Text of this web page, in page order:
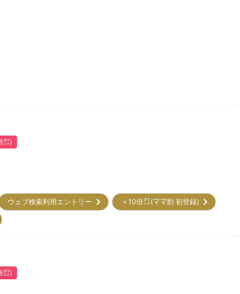
㌽)
ウェブ検索利用エントリー
＋10倍㌽(ママ割 初登録)
㌽)